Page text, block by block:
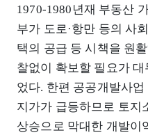
1970-1980년재 부동산
부가 도로·항만 등의 사
택의 공급 등 시책을 원
찰없이 확보할 필요가
었다. 한편 공공개발사
지가가 급등하므로 토지
상승으로 막대한 개발이